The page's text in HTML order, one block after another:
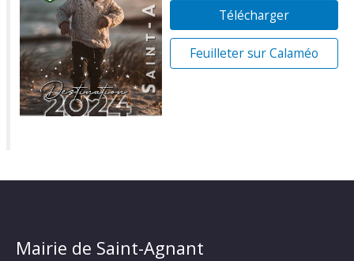
Télécharger
Feuilleter sur Calaméo
Mairie de Saint-Agnant